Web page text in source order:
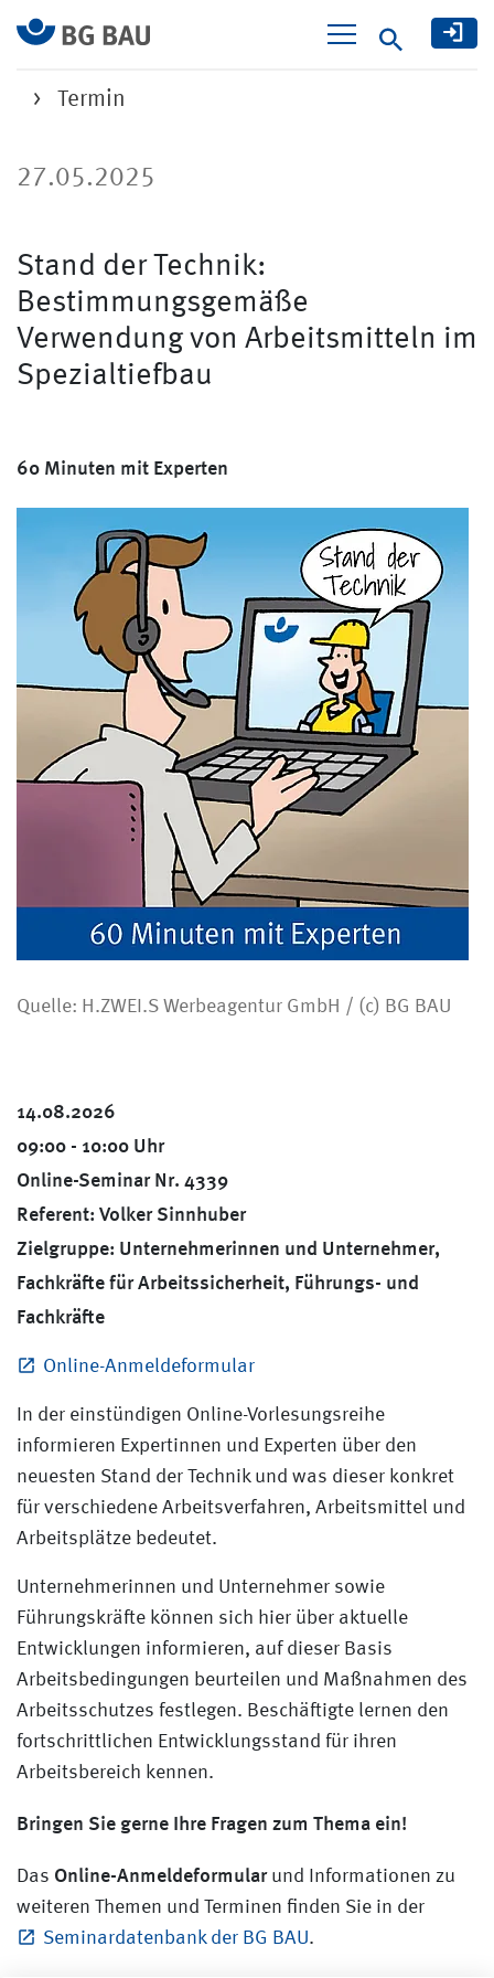
Suche
Termin
27.05.2025
Stand der Technik:
Bestimmungsgemäße
Verwendung von Arbeitsmitteln im
Spezialtiefbau
60 Minuten mit Experten
Quelle: H.ZWEI.S Werbeagentur GmbH / (c) BG BAU
14.08.2026
09:00 - 10:00 Uhr
Online-Seminar Nr. 4339
Referent: Volker Sinnhuber
Zielgruppe: Unternehmerinnen und Unternehmer,
Fachkräfte für Arbeitssicherheit, Führungs- und
Fachkräfte
Online-Anmeldeformular
In der einstündigen Online-Vorlesungsreihe
informieren Expertinnen und Experten über den
neuesten Stand der Technik und was dieser konkret
für verschiedene Arbeitsverfahren, Arbeitsmittel und
Arbeitsplätze bedeutet.
Unternehmerinnen und Unternehmer sowie
Führungskräfte können sich hier über aktuelle
Entwicklungen informieren, auf dieser Basis
Arbeitsbedingungen beurteilen und Maßnahmen des
Arbeitsschutzes festlegen. Beschäftigte lernen den
fortschrittlichen Entwicklungsstand für ihren
Arbeitsbereich kennen.
Bringen Sie gerne Ihre Fragen zum Thema ein!
Das Online-Anmeldeformularund Informationen zu
weiteren Themen und Terminen finden Sie in der
Seminardatenbank der BG BAU.